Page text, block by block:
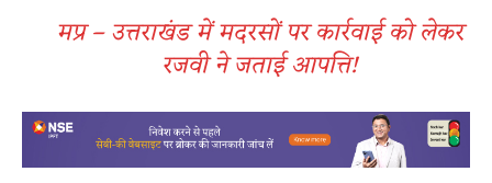
मप्र – उत्तराखंड में मदरसों पर कार्रवाई को लेकर
रजवी ने जताई आपत्ति!